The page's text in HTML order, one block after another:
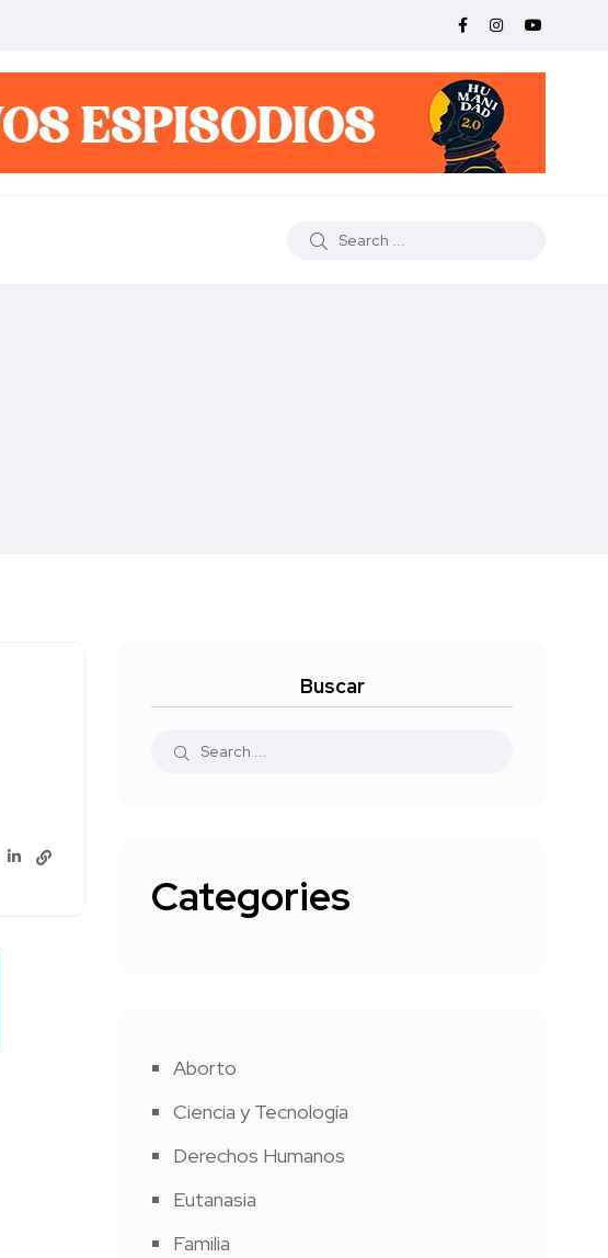
Buscar
Categories
Aborto
Ciencia y Tecnología
Derechos Humanos
Eutanasia
Familia